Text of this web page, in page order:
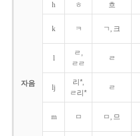
자음
h ㅎ 흐
k ㅋ ㄱ, 크
l
ㄹ,
ㄹㄹ
ㄹ
lj
리*,
ㄹ리*
ㄹ
m ㅁ ㅁ, 므